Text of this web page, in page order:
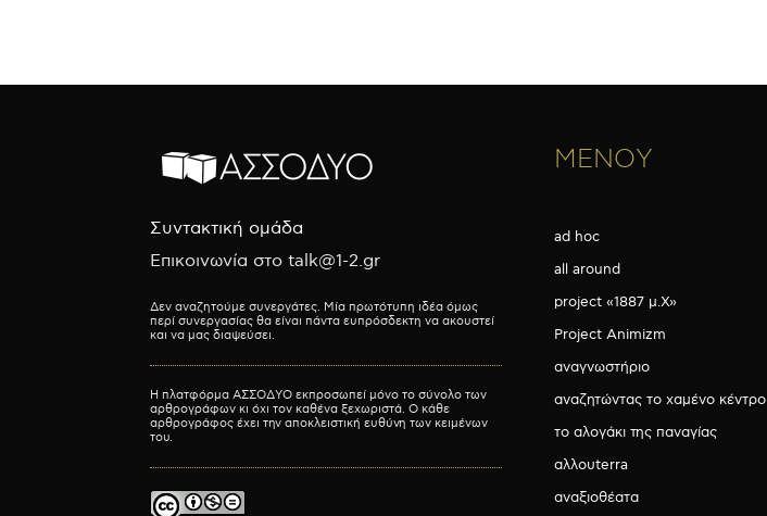
Συντακτική ομάδα
Επικοινωνία στο talk@1-2.gr
Δεν αναζητούμε συνεργάτες. Μία πρωτότυπη ιδέα όμως
περί συνεργασίας θα είναι πάντα ευπρόσδεκτη να ακουστεί
και να μας διαψεύσει.
Η πλατφόρμα ΑΣΣΟΔΥΟ εκπροσωπεί μόνο το σύνολο των
αρθρογράφων κι όχι τον καθένα ξεχωριστά. Ο κάθε
αρθρογράφος έχει την αποκλειστική ευθύνη των κειμένων
του.
ΜΕΝΟΥ
ad hoc
all around
project «1887 μ.Χ»
Project Animizm
αναγνωστήριο
αναζητώντας το χαμένο κέντρο
το αλογάκι της παναγίας
αλλουterra
αναξιοθέατα